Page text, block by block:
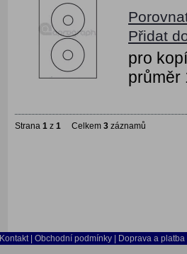
Přidat
pro
průměr
Strana 1 z 1 Celkem 3 záznamů
Kontakt Obchodní podmínky Doprava a platba